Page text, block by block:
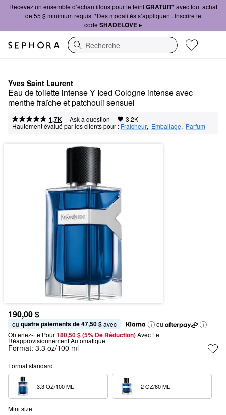
Recevez un ensemble d’échantillons pour le teintGRATUIT*avec tout achat
de 55 $ minimum requis. *Des modalités s’appliquent. Inscrire le
code SHADELOVE ▸
Recherche
Yves Saint Laurent
Eau de toilette intense Y Iced Cologne intense avec
menthe fraîche et patchouli sensuel
1,7K | Ask a question | 3.2K
Hautement évalué par les clients pour : Fraîcheur, Emballage, Parfum
190,00 $
ou quatre paiements de 47,50 $ avec
ou
Obtenez-Le Pour180,50 $ (5% De Réduction) Avec Le
Réapprovisionnement Automatique
Format: 3.3 oz/100 ml
Format standard
Mini size